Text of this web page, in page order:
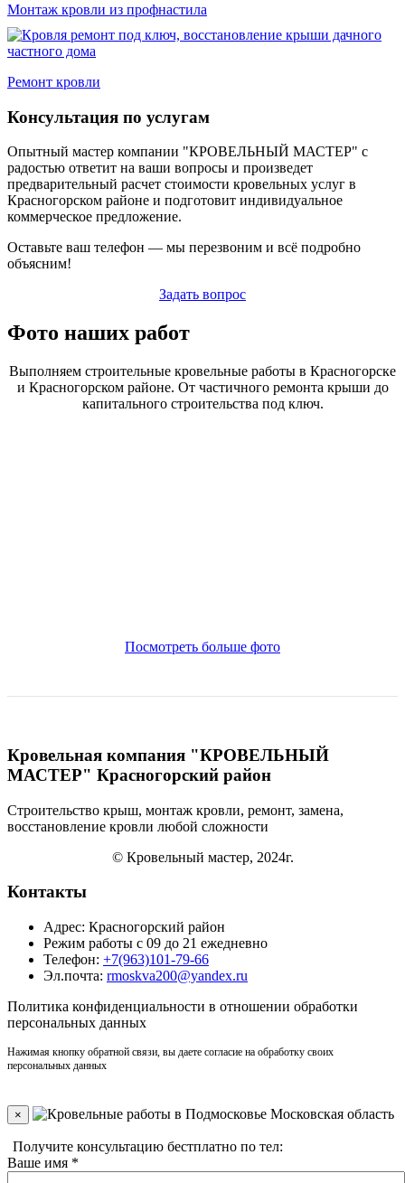
Монтаж кровли из профнастила
Ремонт кровли
Консультация по услугам
Опытный мастер компании "КРОВЕЛЬНЫЙ МАСТЕР" с
радостью ответит на ваши вопросы и произведет
предварительный расчет стоимости кровельных услуг в
Красногорском районе и подготовит индивидуальное
коммерческое предложение.
Оставьте ваш телефон — мы перезвоним и всё подробно
объясним!
Задать вопрос
Фото наших работ
Выполняем строительные кровельные работы в Красногорске
и Красногорском районе. От частичного ремонта крыши до
капитального строительства под ключ.
Посмотреть больше фото
Кровельная компания "КРОВЕЛЬНЫЙ
МАСТЕР" Красногорский район
Строительство крыш, монтаж кровли, ремонт, замена,
восстановление кровли любой сложности
© Кровельный мастер, 2024г.
Контакты
Адрес: Красногорский район
Режим работы с 09 до 21 ежедневно
Телефон: +7(963)101-79-66
Эл.почта: rmoskva200@yandex.ru
Политика конфиденциальности в отношении обработки
персональных данных
Нажимая кнопку обратной связи, вы даете согласие на обработку своих
персональных данных
×
Получите консультацию бестплатно по тел:
Ваше имя *